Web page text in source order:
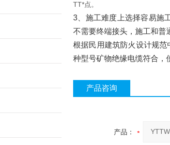
TT*点。
3、施工难度上选择容易施
不需要终端接头，施工和普
根据民用建筑防火设计规
种型号矿物绝缘电缆符合，
产品咨询
产品：